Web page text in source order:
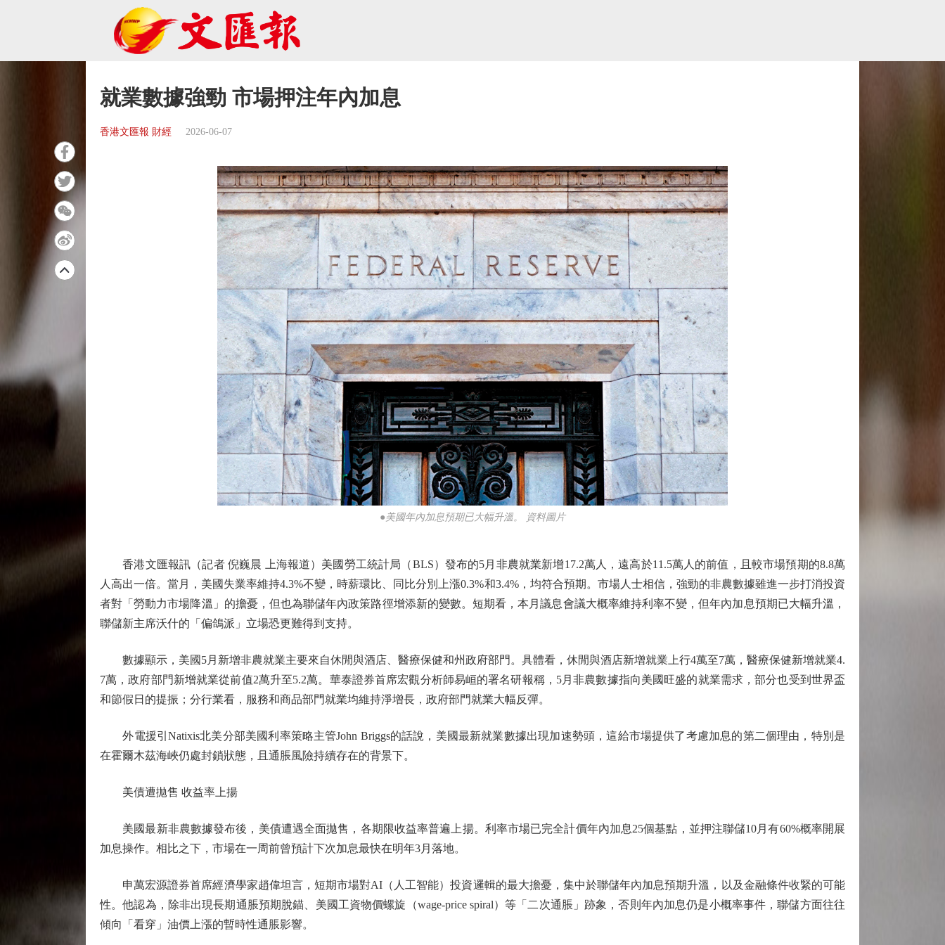
就業數據強勁 市場押注年內加息
香港文匯報 財經 2026-06-07
●美國年內加息預期已大幅升溫。 資料圖片
香港文匯報訊（記者 倪巍晨 上海報道）美國勞工統計局（BLS）發布的5月非農就業新增17.2萬人，遠高於11.5萬人的前值，且較市場預期的8.8萬
人高出一倍。當月，美國失業率維持4.3%不變，時薪環比、同比分別上漲0.3%和3.4%，均符合預期。市場人士相信，強勁的非農數據雖進一步打消投資
者對「勞動力市場降溫」的擔憂，但也為聯儲年內政策路徑增添新的變數。短期看，本月議息會議大概率維持利率不變，但年內加息預期已大幅升溫，
聯儲新主席沃什的「偏鴿派」立場恐更難得到支持。
數據顯示，美國5月新增非農就業主要來自休閒與酒店、醫療保健和州政府部門。具體看，休閒與酒店新增就業上行4萬至7萬，醫療保健新增就業4.
7萬，政府部門新增就業從前值2萬升至5.2萬。華泰證券首席宏觀分析師易峘的署名研報稱，5月非農數據指向美國旺盛的就業需求，部分也受到世界盃
和節假日的提振；分行業看，服務和商品部門就業均維持淨增長，政府部門就業大幅反彈。
外電援引Natixis北美分部美國利率策略主管John Briggs的話說，美國最新就業數據出現加速勢頭，這給市場提供了考慮加息的第二個理由，特別是
在霍爾木茲海峽仍處封鎖狀態，且通脹風險持續存在的背景下。
美債遭拋售 收益率上揚
美國最新非農數據發布後，美債遭遇全面拋售，各期限收益率普遍上揚。利率市場已完全計價年內加息25個基點，並押注聯儲10月有60%概率開展
加息操作。相比之下，市場在一周前曾預計下次加息最快在明年3月落地。
申萬宏源證券首席經濟學家趙偉坦言，短期市場對AI（人工智能）投資邏輯的最大擔憂，集中於聯儲年內加息預期升溫，以及金融條件收緊的可能
性。他認為，除非出現長期通脹預期脫錨、美國工資物價螺旋（wage-price spiral）等「二次通脹」跡象，否則年內加息仍是小概率事件，聯儲方面往往
傾向「看穿」油價上漲的暫時性通脹影響。